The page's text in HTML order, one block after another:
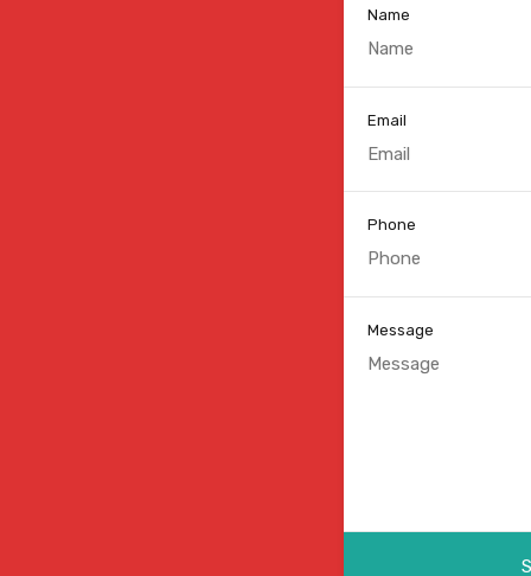
Name
Email
Phone
Message